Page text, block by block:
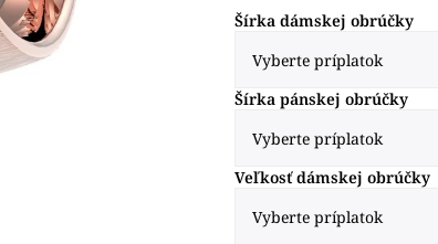
Šírka dámskej obrúčky
Šírka pánskej obrúčky
Veľkosť dámskej obrúčky